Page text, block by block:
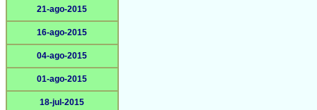
21-ago-2015
16-ago-2015
04-ago-2015
01-ago-2015
18-jul-2015